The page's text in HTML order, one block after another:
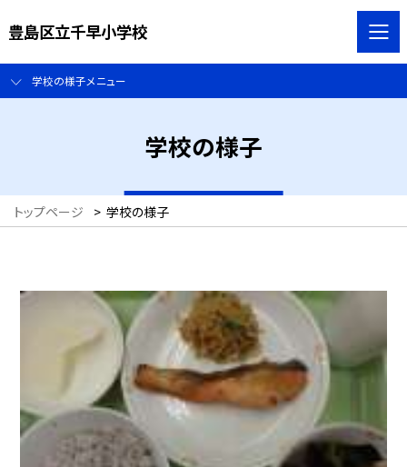
豊島区立千早小学校
学校の様子メニュー
学校の様子
トップページ > 学校の様子